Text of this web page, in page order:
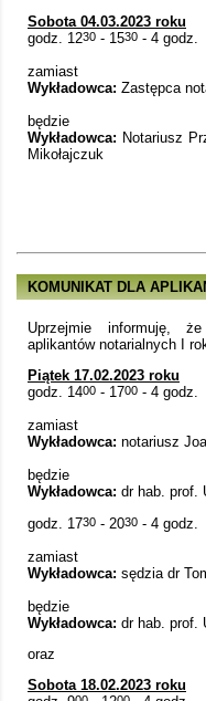
Sobota 04.03.2023 roku
godz. 1230 - 1530 - 4 godz.
zamiast
Wykładowca: Zastępca
będzie
Wykładowca: Notariusz
Mikołajczuk
KOMUNIKAT DLA
Uprzejmie informuję,
aplikantów notarialnych I
Piątek 17.02.2023 roku
godz. 1400 - 1700 - 4 godz.
zamiast
Wykładowca: notariusz
będzie
Wykładowca: dr hab. prof.
godz. 1730 - 2030 - 4 godz.
zamiast
Wykładowca: sędzia dr
będzie
Wykładowca: dr hab. prof.
oraz
Sobota 18.02.2023 roku